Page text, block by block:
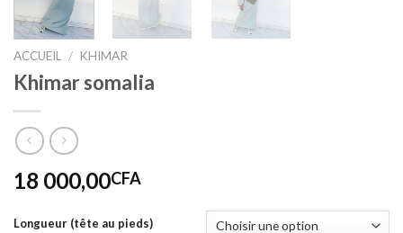
ACCUEIL / KHIMAR
Khimar somalia
18 000,00CFA
Longueur (tête au pieds)